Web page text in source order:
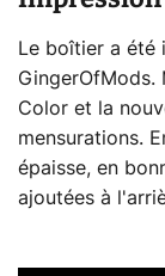
Le boîtier a été
GingerOfMods.
Color et la
mensurations.
épaisse, en
ajoutées à